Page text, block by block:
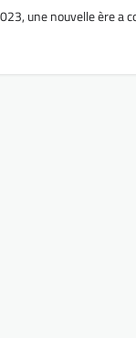
une nouvelle ère a